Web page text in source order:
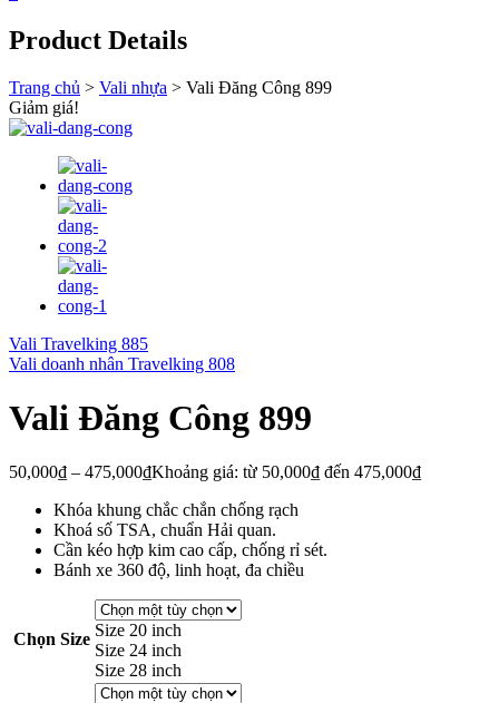
Product Details
Trang chủ > Vali nhựa > Vali Đăng Công 899
Giảm giá!
Vali Travelking 885
Vali doanh nhân Travelking 808
Vali Đăng Công 899
50,000₫ – 475,000₫Khoảng giá: từ 50,000₫ đến 475,000₫
Khóa khung chắc chắn chống rạch
Khoá số TSA, chuẩn Hải quan.
Cần kéo hợp kim cao cấp, chống rỉ sét.
Bánh xe 360 độ, linh hoạt, đa chiều
Chọn Size Size 20 inch
Size 24 inch
Size 28 inch